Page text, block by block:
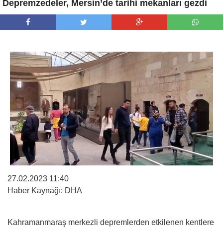
Depremzedeler, Mersin’de tarihi mekanları gezdi
27.02.2023 11:40
Haber Kaynağı: DHA
Kahramanmaraş merkezli depremlerden etkilenen kentlere